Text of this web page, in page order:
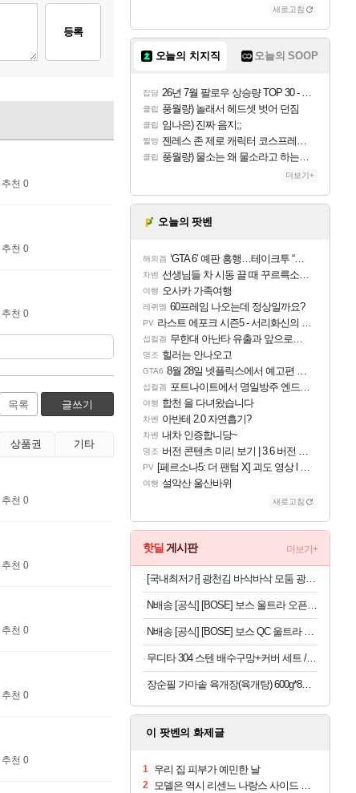
등록
추천 0
추천 0
추천 0
목록 글쓰기
상품권 기타
추천 0
추천 0
추천 0
추천 0
추천 0
새로고침
오늘의 치지직 오늘의 SOOP
잡담 26년 7월 팔로우 상승량 TOP 30 - 월간 치지직
클립 풍월량) 놀래서 헤드셋 벗어 던짐
클립 임나은) 진짜 음지;;
짤방 젠레스 존 제로 캐릭터 코스프레한 꽁주
클립 풍월량) 물소는 왜 물소라고 하는거야? 아! 그만 ㅋㅋ 알았어 ㅋㅋ
더보기+
오늘의 팟벤
해외겜 ‘GTA 6’ 예판 흥행…테이크투 “내부 예상 크게 넘어”
차벤 선생님들 차 시동 끌 때 꾸르륵소리나는데
여행 오사카 가족여행
레퀴엠 60프레임 나오는데 정상일까요?
PV 라스트 에포크 시즌5 - 서리화신의 분노 티저
섭컬겜 무한대 아난타 유출과 앞으로의 예상 (루머)
명조 힐러는 안나오고
GTA6 8월 28일 넷플릭스에서 예고편 공개 예정
섭컬겜 포트나이트에서 명일방주 엔드필드 [펠리카] 판매 예정
여행 합천 을 다녀왔습니다
차벤 아반테 2.0 자연흡기?
차벤 내차 인증합니당~
명조 버전 콘텐츠 미리 보기 | 3.6 버전 「신기루 속 등불 그림자, 속세에 깃든 검의 결심」이 8월 20일에 업데이트됩니다!
PV [페르소나5: 더 팬텀 X] 괴도 영상 l 타카마키 안·댄싱 스타
여행 설악산 울산바위
새로고침
핫딜 게시판 더보기+
[국내최저가] 광천김 바삭바삭 모둠 광천 김자반, 40g, 10봉
N배송 [공식] [BOSE] 보스 울트라 오픈 이어버드 드리프트우드 샌드
N배송 [공식] [BOSE] 보스 QC 울트라 헤드폰 2세대 블랙
무디타 304 스텐 배수구망+커버 세트 / 싱크 음식물 싱크대망 거름망
장순필 가마솥 육개장(육개탕) 600g*8봉 외 상품
이 팟벤의 화제글
1 우리 집 피부가 예민한 날
2 모델은 역시 리센느 나랑스 사이드 1.25L 1박스